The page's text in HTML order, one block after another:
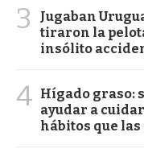
3
Jugaban
tiraron la
insólito
4 Hígado graso:
ayudar a
hábitos que